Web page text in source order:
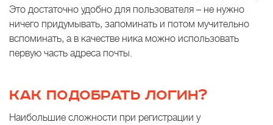
Это достаточно удобно для пользователя – не нужно
ничего придумывать, запоминать и потом мучительно
вспоминать, а в качестве ника можно использовать
первую часть адреса почты.
КАК ПОДОБРАТЬ ЛОГИН?
Наибольшие сложности при регистрации у